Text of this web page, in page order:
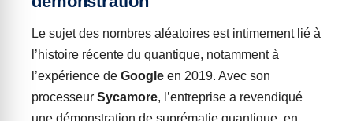
Le sujet des nombres aléatoires est intimement lié à
l’histoire récente du quantique, notamment à
l’expérience de Google en 2019. Avec son
processeur Sycamore, l’entreprise a revendiqué
une démonstration de suprématie quantique, en